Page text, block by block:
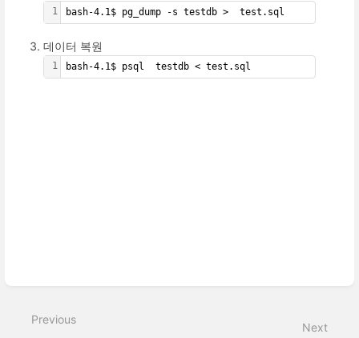
1 bash-4.1$ pg_dump -s testdb >  test.sql
데이터 복원
1 bash-4.1$ psql  testdb < test.sql
Previous
Next